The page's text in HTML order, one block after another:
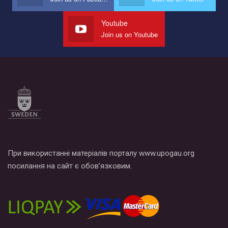
наш план по борьбе с насилием и дискриминацией на почве
СОГИ в Украине.
Все, что вам нужно сделать - это зайти на наш канал YouTube
по этой ссылке и поставить лайк под видео.
Youtube
Join us on Youtube
При використанні матеріалів порталу www.upogau.org
посилання на сайт є обов’язковим.